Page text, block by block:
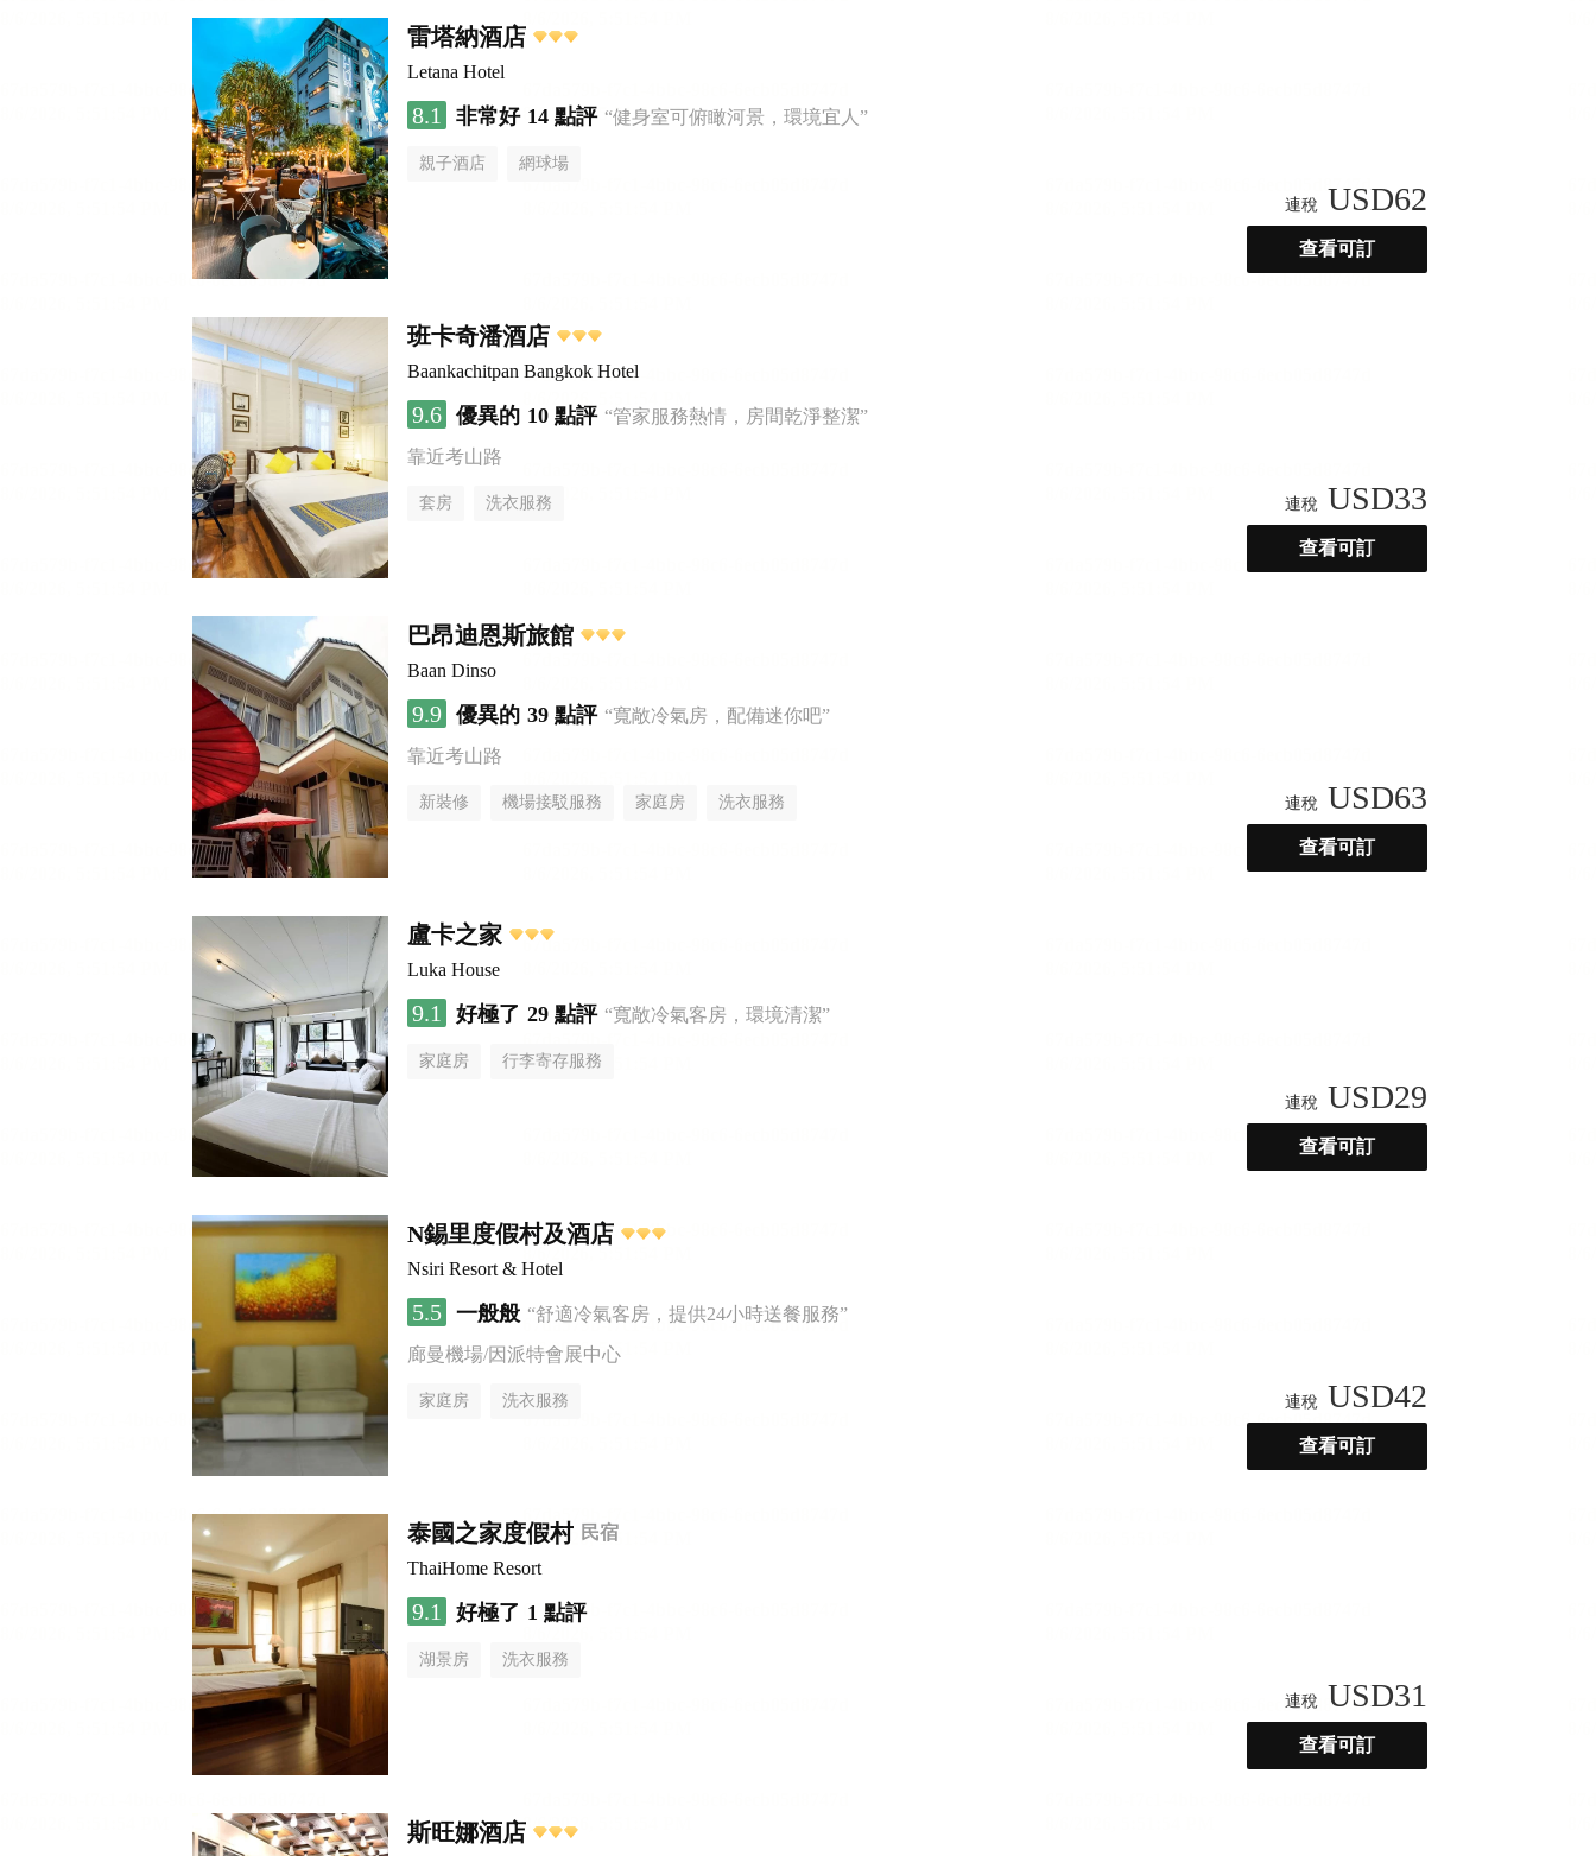
雷塔納酒店
Letana Hotel
8.1 非常好 14 點評 “健身室可俯瞰河景，環境宜人”
親子酒店 網球場
連稅 USD62
查看可訂
班卡奇潘酒店
Baankachitpan Bangkok Hotel
9.6 優異的 10 點評 “管家服務熱情，房間乾淨整潔”
靠近考山路
套房 洗衣服務 連稅 USD33
查看可訂
巴昂迪恩斯旅館
Baan Dinso
9.9 優異的 39 點評 “寬敞冷氣房，配備迷你吧”
靠近考山路
新裝修 機場接駁服務 家庭房 洗衣服務 連稅 USD63
查看可訂
盧卡之家
Luka House
9.1 好極了 29 點評 “寬敞冷氣客房，環境清潔”
家庭房 行李寄存服務
連稅 USD29
查看可訂
N錫里度假村及酒店
Nsiri Resort & Hotel
5.5 一般般 “舒適冷氣客房，提供24小時送餐服務”
廊曼機場/因派特會展中心
家庭房 洗衣服務 連稅 USD42
查看可訂
泰國之家度假村 民宿
ThaiHome Resort
9.1 好極了 1 點評
湖景房 洗衣服務
連稅 USD31
查看可訂
斯旺娜酒店